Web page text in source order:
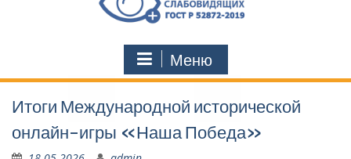
Меню
Итоги Международной исторической
онлайн-игры «Наша Победа»